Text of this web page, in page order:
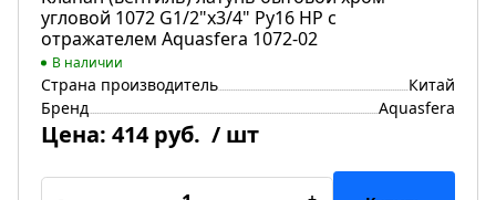
угловой 1072 G1/2"х3/4" Ру16 НР с
отражателем Aquasfera 1072-02
В наличии
Страна производитель
Китай
Бренд
Aquasfera
Цена: 414 руб. / шт